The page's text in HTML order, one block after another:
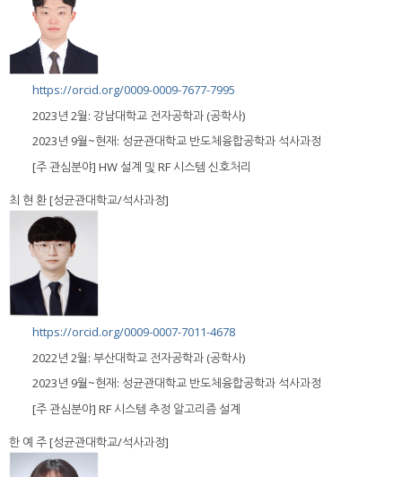
https://orcid.org/0009-0009-7677-7995
2023년 2월: 강남대학교 전자공학과 (공학사)
2023년 9월~현재: 성균관대학교 반도체융합공학과 석사과정
[주 관심분야] HW 설계 및 RF 시스템 신호처리
최 현 환 [성균관대학교/석사과정]
https://orcid.org/0009-0007-7011-4678
2022년 2월: 부산대학교 전자공학과 (공학사)
2023년 9월~현재: 성균관대학교 반도체융합공학과 석사과정
[주 관심분야] RF 시스템 추정 알고리즘 설계
한 예 주 [성균관대학교/석사과정]